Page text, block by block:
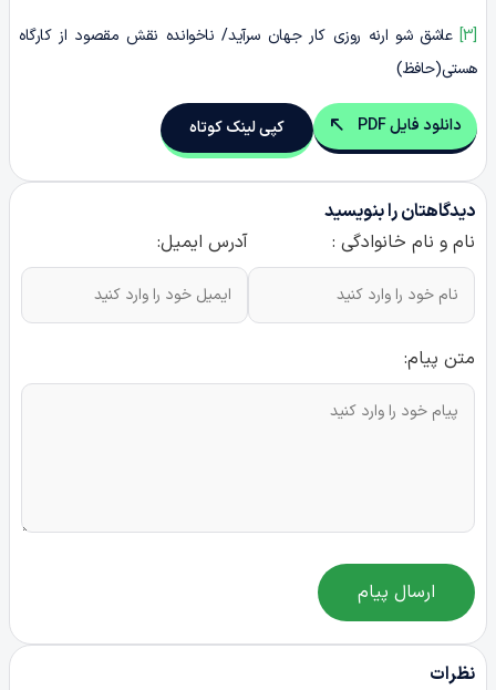
[3]
عاشق شو ارنه روزی کار جهان سرآید/ ناخوانده نقش مقصود از کارگاه
هستی(حافظ)
دانلود فایل PDF کپی لینک کوتاه
دیدگاهتان را بنویسید
نام و نام خانوادگی :
آدرس ایمیل:
متن پیام:
ارسال پیام
نظرات